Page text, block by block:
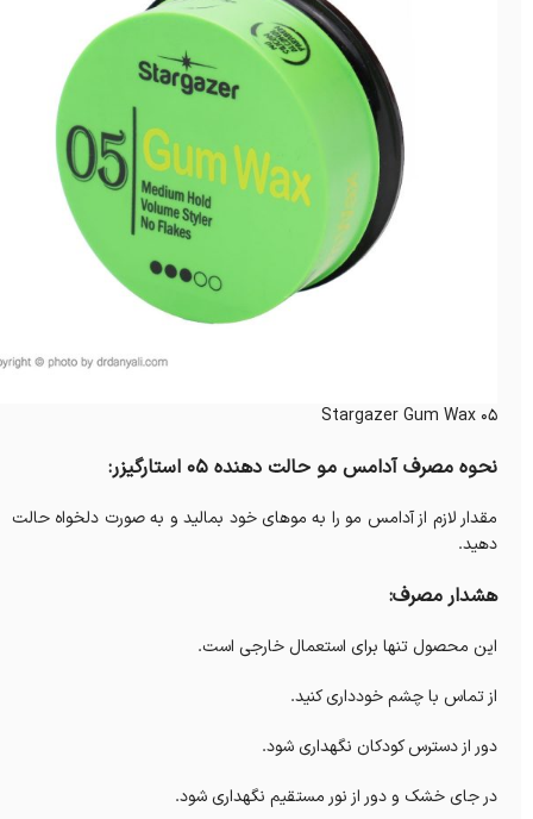
Stargazer Gum Wax 05
نحوه مصرف آدامس مو حالت دهنده 05 استارگیزر:
مقدار لازم از آدامس مو را به موهای خود بمالید و به صورت دلخواه حالت
دهید.
هشدار مصرف:
این محصول تنها برای استعمال خارجی است.
از تماس با چشم خودداری کنید.
دور از دسترس کودکان نگهداری شود.
در جای خشک و دور از نور مستقیم نگهداری شود.